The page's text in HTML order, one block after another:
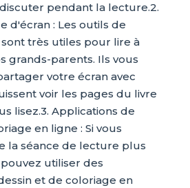
pendant la lecture.2.
d'écran : Les outils de
très utiles pour lire à
grands-parents. Ils vous
votre écran avec
voir les pages du livre
lisez.3. Applications de
en ligne : Si vous
la séance de lecture plus
utiliser des
et de coloriage en